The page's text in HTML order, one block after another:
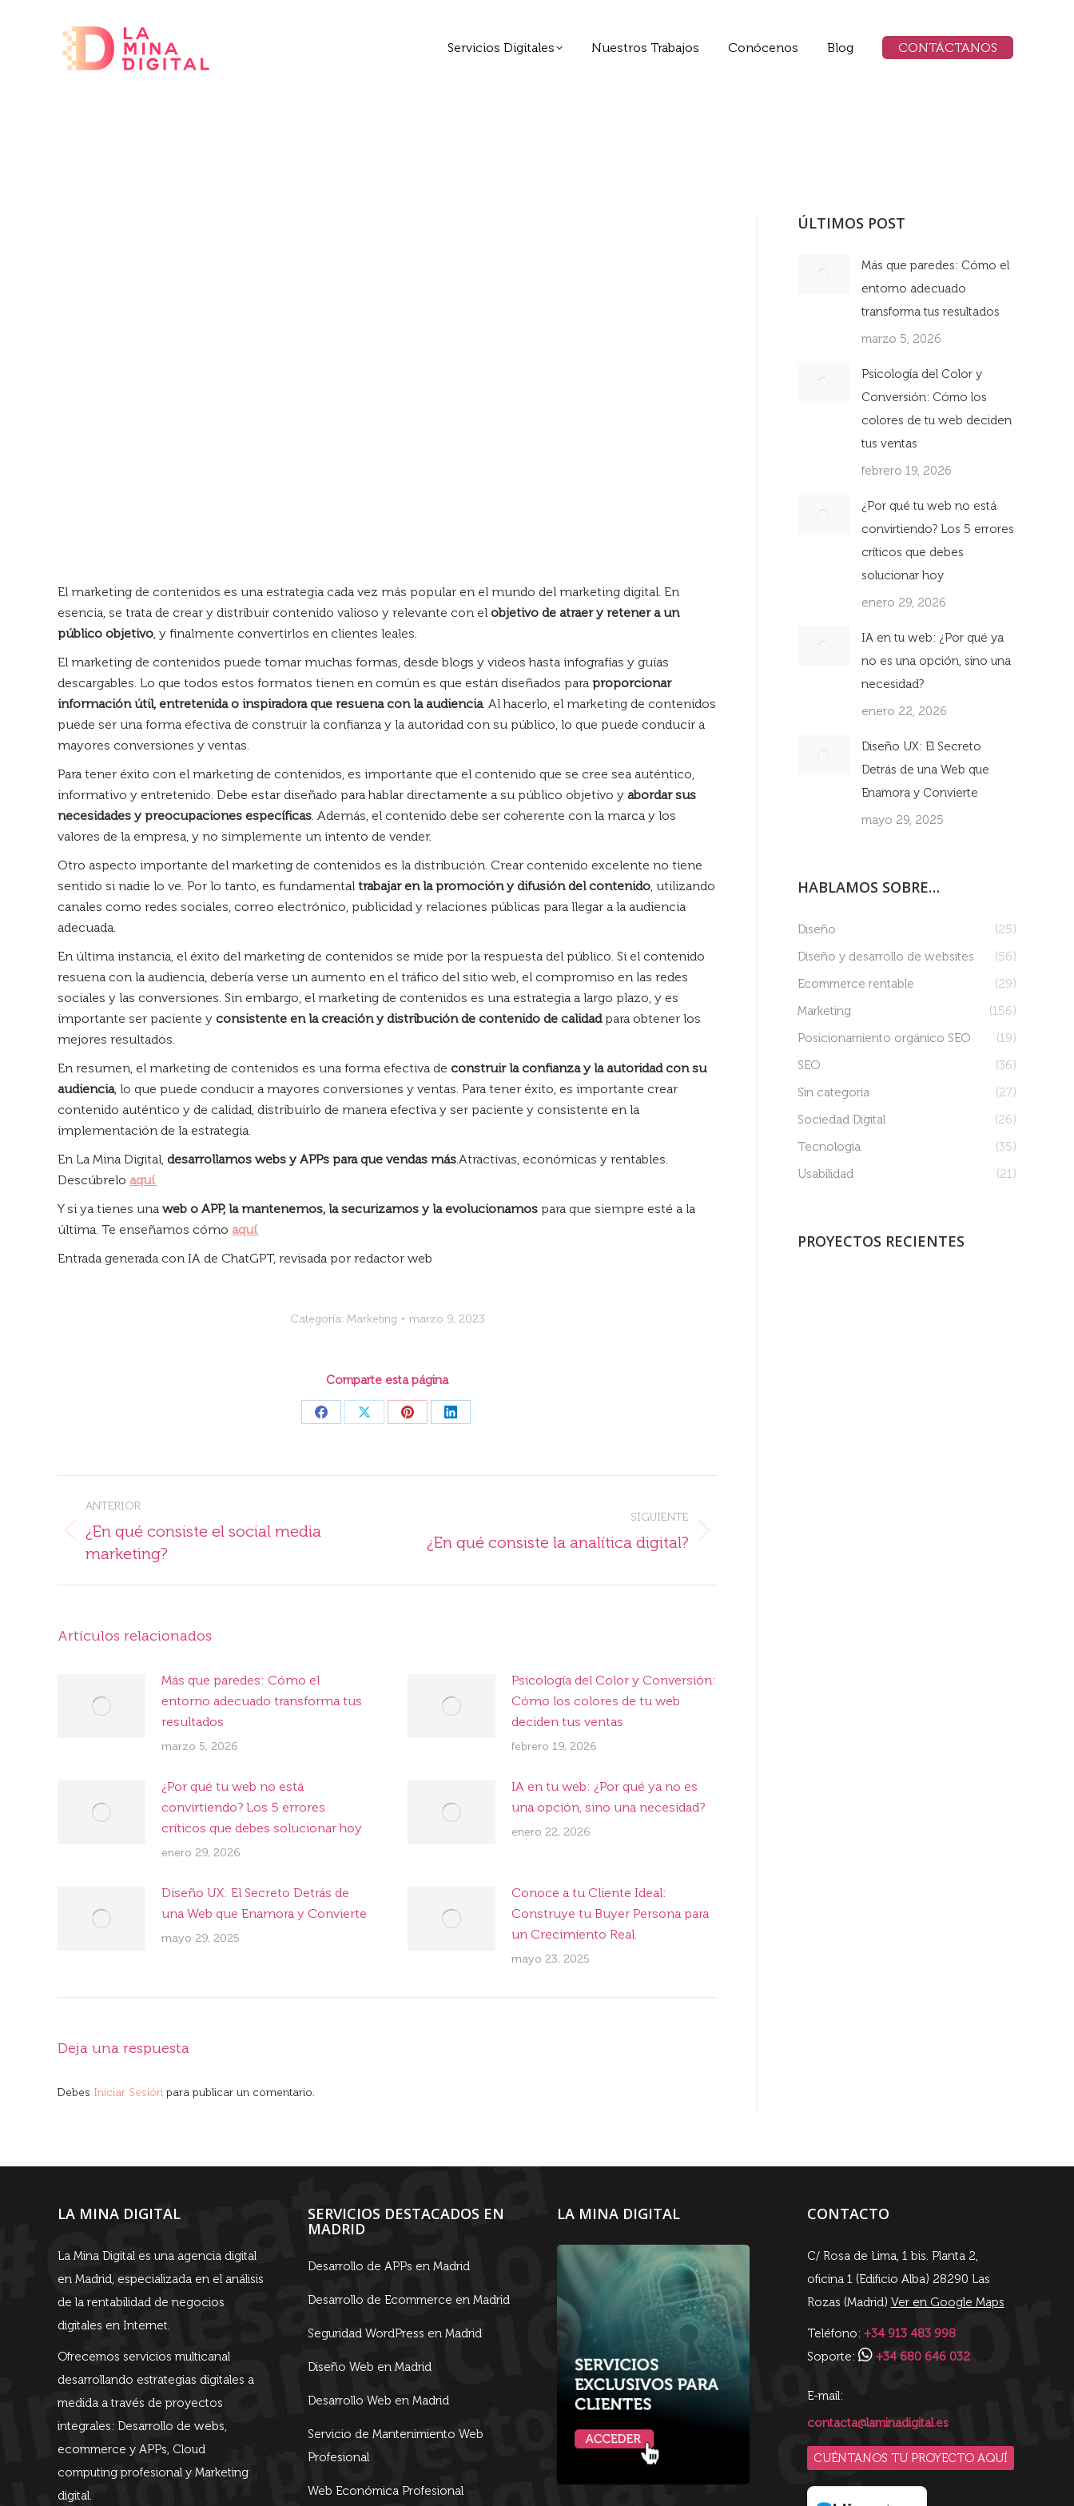
Servicios Digitales Nuestros Trabajos Conócenos Blog CONTÁCTANOS
El marketing de contenidos es una estrategia cada vez más popular en el mundo del marketing digital. En
esencia, se trata de crear y distribuir contenido valioso y relevante con el objetivo de atraer y retener a un
público objetivo , y finalmente convertirlos en clientes leales.
El marketing de contenidos puede tomar muchas formas, desde blogs y videos hasta infografías y guías
descargables. Lo que todos estos formatos tienen en común es que están diseñados para proporcionar
información útil, entretenida o inspiradora que resuena con la audiencia. Al hacerlo, el marketing de contenidos
puede ser una forma efectiva de construir la confianza y la autoridad con su público, lo que puede conducir a
mayores conversiones y ventas.
Para tener éxito con el marketing de contenidos, es importante que el contenido que se cree sea auténtico,
informativo y entretenido. Debe estar diseñado para hablar directamente a su público objetivo y abordar sus
necesidades y preocupaciones específicas . Además, el contenido debe ser coherente con la marca y los
valores de la empresa, y no simplemente un intento de vender.
Otro aspecto importante del marketing de contenidos es la distribución. Crear contenido excelente no tiene
sentido si nadie lo ve. Por lo tanto, es fundamental trabajar en la promoción y difusión del contenido , utilizando
canales como redes sociales, correo electrónico, publicidad y relaciones públicas para llegar a la audiencia
adecuada.
En última instancia, el éxito del marketing de contenidos se mide por la respuesta del público. Si el contenido
resuena con la audiencia, debería verse un aumento en el tráfico del sitio web, el compromiso en las redes
sociales y las conversiones. Sin embargo, el marketing de contenidos es una estrategia a largo plazo, y es
importante ser paciente y consistente en la creación y distribución de contenido de calidadpara obtener los
mejores resultados.
En resumen, el marketing de contenidos es una forma efectiva de construir la confianza y la autoridad con su
audiencia, lo que puede conducir a mayores conversiones y ventas. Para tener éxito, es importante crear
contenido auténtico y de calidad, distribuirlo de manera efectiva y ser paciente y consistente en la
implementación de la estrategia.
En La Mina Digital, desarrollamos webs y APPs para que vendas más .Atractivas, económicas y rentables.
Descúbrelo aquí.
Y si ya tienes una web o APP, la mantenemos, la securizamos y la evolucionamos para que siempre esté a la
última. Te enseñamos cómo aquí.
Entrada generada con IA de ChatGPT, revisada por redactor web
Categoría: Marketing marzo 9, 2023
Comparte esta página
Share
Share
Share
Share
Navegación
entre
publicaciones
ANTERIOR
Publicación
anterior:
¿En qué consiste el social media
marketing?
SIGUIENTE
Publicación
¿En qué consiste la analítica digital?
Artículos relacionados
Más que paredes: Cómo el
entorno adecuado transforma tus
resultados
marzo 5, 2026
Psicología del Color y Conversión:
Cómo los colores de tu web
deciden tus ventas
febrero 19, 2026
¿Por qué tu web no está
convirtiendo? Los 5 errores
críticos que debes solucionar hoy
enero 29, 2026
IA en tu web: ¿Por qué ya no es
una opción, sino una necesidad?
enero 22, 2026
Diseño UX: El Secreto Detrás de
una Web que Enamora y Convierte
mayo 29, 2025
Conoce a tu Cliente Ideal:
Construye tu Buyer Persona para
un Crecimiento Real.
mayo 23, 2025
Deja una respuesta
Debes Iniciar Sesión para publicar un comentario.
ÚLTIMOS POST
Más que paredes: Cómo el
entorno adecuado
transforma tus resultados
marzo 5, 2026
Psicología del Color y
Conversión: Cómo los
colores de tu web deciden
tus ventas
febrero 19, 2026
¿Por qué tu web no está
convirtiendo? Los 5 errores
críticos que debes
solucionar hoy
enero 29, 2026
IA en tu web: ¿Por qué ya
no es una opción, sino una
necesidad?
enero 22, 2026
Diseño UX: El Secreto
Detrás de una Web que
Enamora y Convierte
mayo 29, 2025
HABLAMOS SOBRE…
Diseño
(25)
Diseño y desarrollo de websites
(56)
Ecommerce rentable
(29)
Marketing
(156)
Posicionamiento orgánico SEO
(19)
SEO
(36)
Sin categoría
(27)
Sociedad Digital
(26)
Tecnología
(35)
Usabilidad
(21)
PROYECTOS RECIENTES
LA MINA DIGITAL
La Mina Digital es una agencia digital
en Madrid, especializada en el análisis
de la rentabilidad de negocios
digitales en Internet.
Ofrecemos servicios multicanal
desarrollando estrategias digitales a
medida a través de proyectos
integrales: Desarrollo de webs,
ecommerce y APPs, Cloud
computing profesional y Marketing
digital.
SERVICIOS DESTACADOS EN
MADRID
Desarrollo de APPs en Madrid
Desarrollo de Ecommerce en Madrid
Seguridad WordPress en Madrid
Diseño Web en Madrid
Desarrollo Web en Madrid
Servicio de Mantenimiento Web
Profesional
Web Económica Profesional
LA MINA DIGITAL CONTACTO
C/ Rosa de Lima, 1 bis. Planta 2,
oficina 1 (Edificio Alba) 28290 Las
Rozas (Madrid) Ver en Google Maps
Teléfono: +34 913 483 998
Soporte:
+34 680 646 032
E-mail:
contacta@laminadigital.es
CUÉNTANOS TU PROYECTO AQUÍ